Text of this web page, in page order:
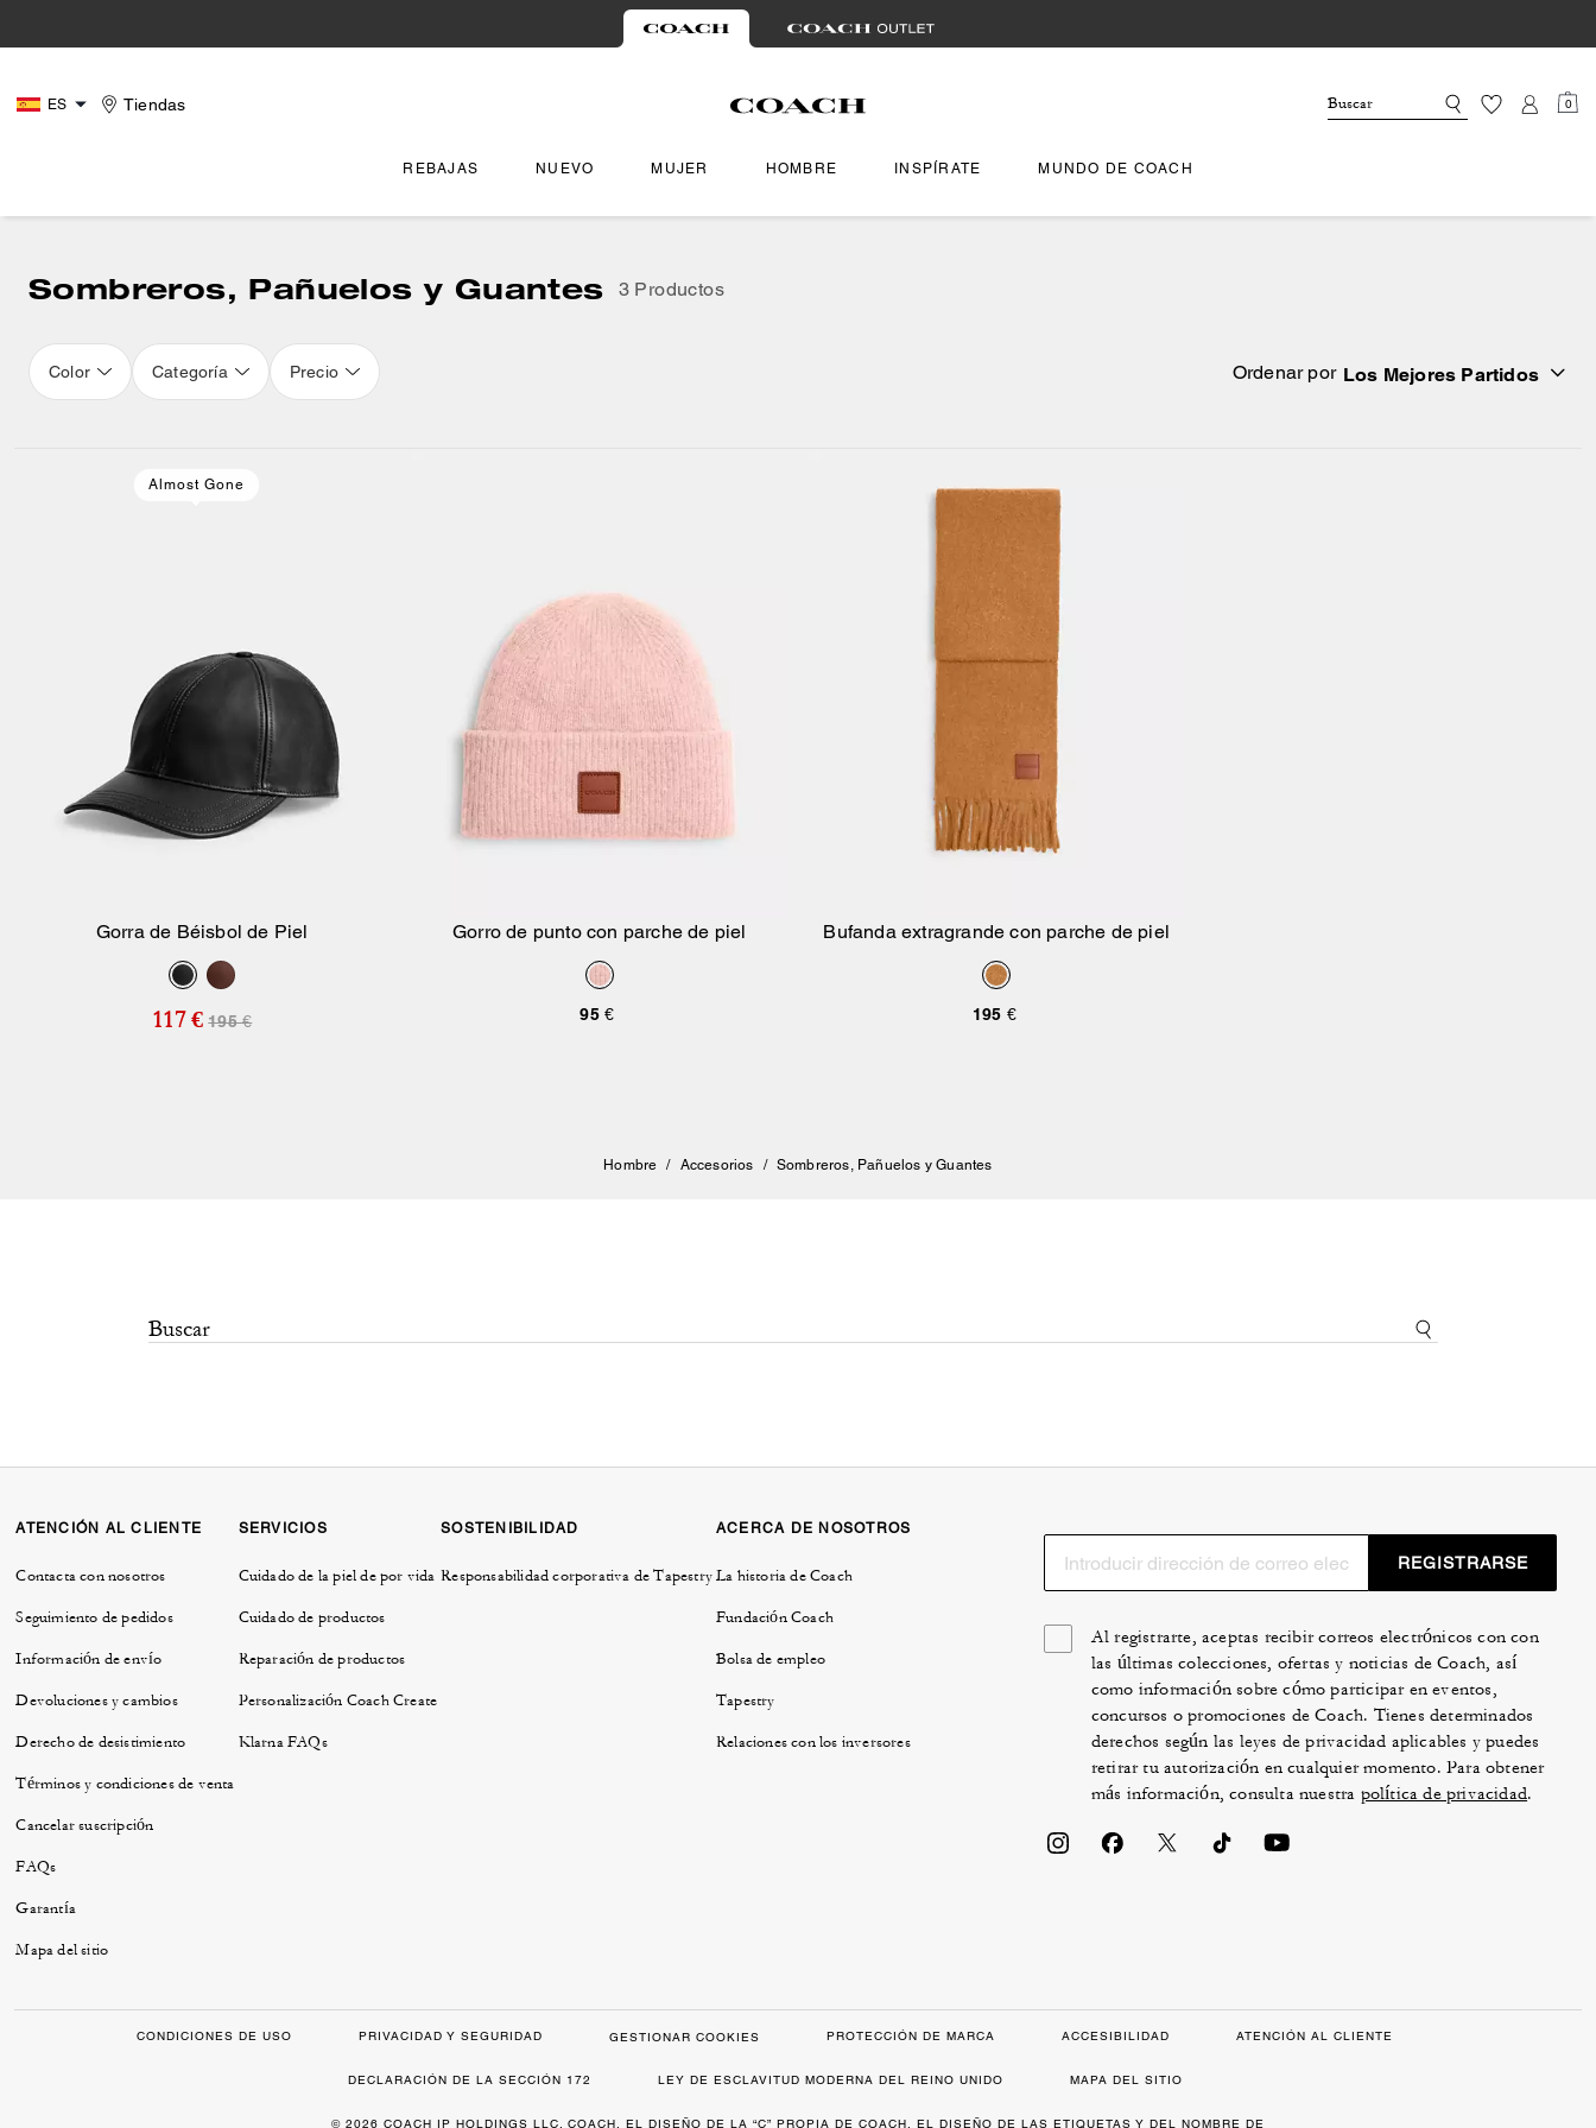
ES Tiendas 0
REBAJAS NUEVO MUJER HOMBRE INSPÍRATE MUNDO DE COACH
Sombreros, Pañuelos y Guantes 3 Productos
Color Categoría Precio Ordenar por Los Mejores Partidos
Almost Gone
Gorra de Béisbol de Piel
117 € 195 €
Añadir A La Cesta
Gorro de punto con parche de piel
95 €
Añadir A La Cesta
Bufanda extragrande con parche de piel
195 €
Hombre / Accesorios / Sombreros, Pañuelos y Guantes
ATENCIÓN AL CLIENTE
Contacta con nosotros
Seguimiento de pedidos
Información de envío
Devoluciones y cambios
Derecho de desistimiento
Términos y condiciones de venta
Cancelar suscripción
FAQs
Garantía
Mapa del sitio
SERVICIOS
Cuidado de la piel de por vida
Cuidado de productos
Reparación de productos
Personalización Coach Create
Klarna FAQs
SOSTENIBILIDAD
Responsabilidad corporativa de Tapestry
ACERCA DE NOSOTROS
La historia de Coach
Fundación Coach
Bolsa de empleo
Tapestry
Relaciones con los inversores
REGISTRARSE
Al registrarte, aceptas recibir correos electrónicos con con
las últimas colecciones, ofertas y noticias de Coach, así
como información sobre cómo participar en eventos,
concursos o promociones de Coach. Tienes determinados
derechos según las leyes de privacidad aplicables y puedes
retirar tu autorización en cualquier momento. Para obtener
más información, consulta nuestra política de privacidad.
CONDICIONES DE USO PRIVACIDAD Y SEGURIDAD GESTIONAR COOKIES PROTECCIÓN DE MARCA ACCESIBILIDAD ATENCIÓN AL CLIENTE
DECLARACIÓN DE LA SECCIÓN 172 LEY DE ESCLAVITUD MODERNA DEL REINO UNIDO MAPA DEL SITIO
© 2026 COACH IP HOLDINGS LLC. COACH, EL DISEÑO DE LA “C” PROPIA DE COACH, EL DISEÑO DE LAS ETIQUETAS Y DEL NOMBRE DE